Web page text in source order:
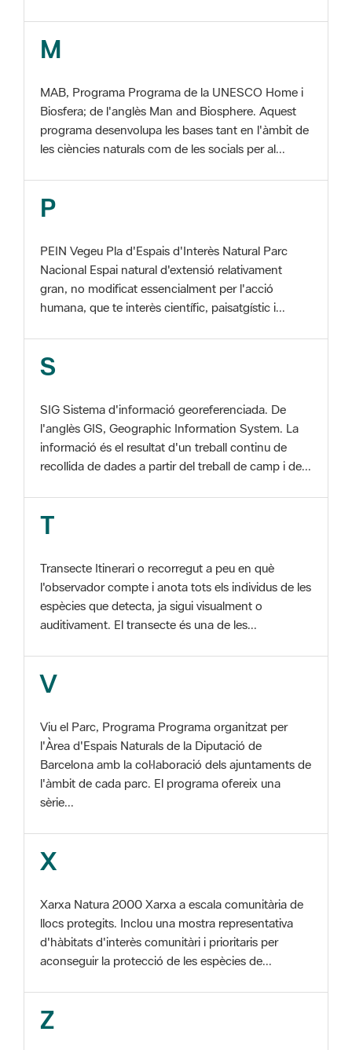
Biosfera; de l'anglès Man and Biosphere. Aquest
les ciències naturals com de les socials per al...
P
Nacional Espai natural d'extensió relativament
humana, que te interès científic, paisatgístic i...
S
l'anglès GIS, Geographic Information System. La
recollida de dades a partir del treball de camp i de...
T
auditivament. El transecte és una de les...
V
l'Àrea d'Espais Naturals de la Diputació de
l'àmbit de cada parc. El programa ofereix una
sèrie...
X
llocs protegits. Inclou una mostra representativa
aconseguir la protecció de les espècies de...
Z
tercera de Xarxa Natura 2000 els llocs